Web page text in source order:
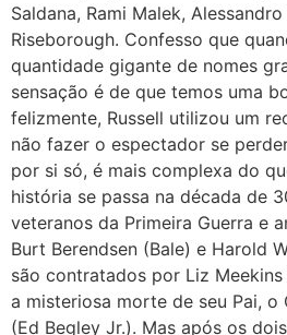
Saldana, Rami Malek,
Riseborough. Confesso que
quantidade gigante de nomes
sensação é de que temos uma
felizmente, Russell utilizou um
não fazer o espectador se
por si só, é mais complexa do
história se passa na década de
veteranos da Primeira Guerra e
Burt Berendsen (Bale) e Harold
são contratados por Liz
a misteriosa morte de seu Pai, o
(Ed Begley Jr.). Mas após os